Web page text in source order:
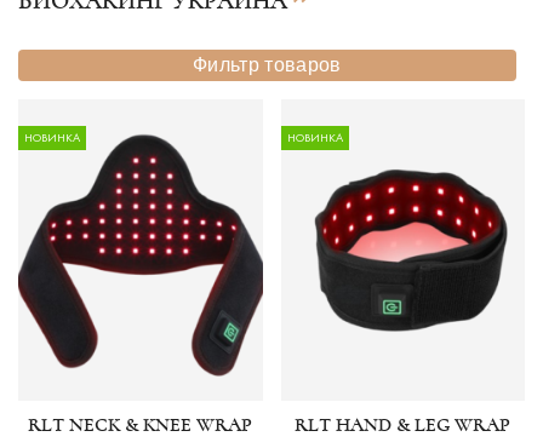
Фильтр товаров
НОВИНКА
RLT NECK & KNEE WRAP
НОВИНКА
RLT HAND & LEG WRAP